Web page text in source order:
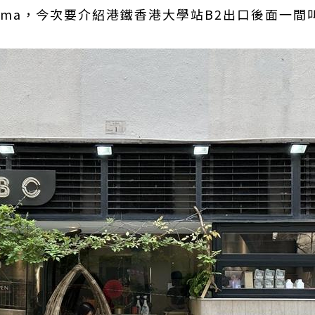
，今次要介紹港鐵香港大學站B2出口後面一間